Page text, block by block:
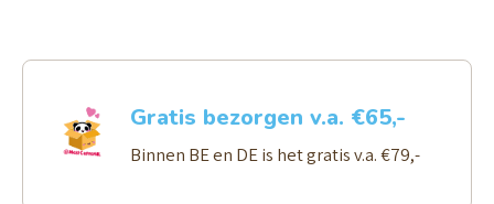
Gratis bezorgen v.a. €65,-
Binnen BE en DE is het gratis v.a. €79,-